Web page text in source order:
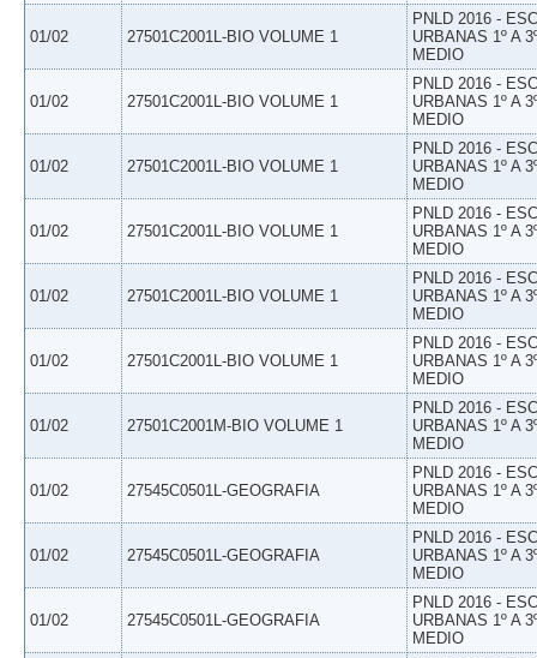
01/02 27501C2001L-BIO VOLUME 1
PNLD 2016 -
URBANAS 1º A
MEDIO
01/02 27501C2001L-BIO VOLUME 1
PNLD 2016 -
URBANAS 1º A
MEDIO
01/02 27501C2001L-BIO VOLUME 1
PNLD 2016 -
URBANAS 1º A
MEDIO
01/02 27501C2001L-BIO VOLUME 1
PNLD 2016 -
URBANAS 1º A
MEDIO
01/02 27501C2001L-BIO VOLUME 1
PNLD 2016 -
URBANAS 1º A
MEDIO
01/02 27501C2001L-BIO VOLUME 1
PNLD 2016 -
URBANAS 1º A
MEDIO
01/02 27501C2001M-BIO VOLUME 1
PNLD 2016 -
URBANAS 1º A
MEDIO
01/02 27545C0501L-GEOGRAFIA
PNLD 2016 -
URBANAS 1º A
MEDIO
01/02 27545C0501L-GEOGRAFIA
PNLD 2016 -
URBANAS 1º A
MEDIO
01/02 27545C0501L-GEOGRAFIA
PNLD 2016 -
URBANAS 1º A
MEDIO